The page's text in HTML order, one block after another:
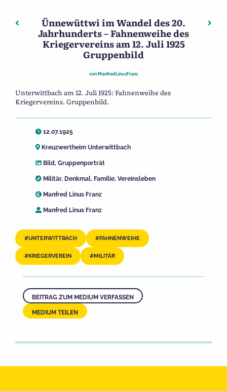
Beitragsnavigation
Vorheriger: Ünnewüttwi im Wandel des 20.
Ünnewüttwi im Wandel des 20.
Jahrhunderts – Fahnenweihe des
Kriegervereins am 12. Juli 1925
Gruppenbild
von ManfredLinusFranz
Unterwittbach am 12. Juli 1925: Fahnenweihe des
Kriegervereins. Gruppenbild.
12.07.1925
Kreuzwertheim Unterwittbach
Bild, Gruppenporträt
Militär, Denkmal, Familie, Vereinsleben
Manfred Linus Franz
Manfred Linus Franz
UNTERWITTBACH FAHNENWEIHE
KRIEGERVEREIN MILITÄR
BEITRAG ZUM MEDIUM VERFASSEN
MEDIUM TEILEN